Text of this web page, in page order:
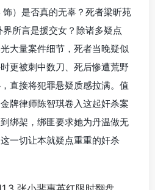
）是否真的无辜？死者梁昕苑
界所言是援交女？除诸多疑点
大量案件细节，死者当晚疑似
更被刺中数刀、死后惨遭荒野
直接将犯罪悬疑质感拉满。值
牌律师陈智琪卷入这起奸杀案
绑架，绑匪要求她为丹温做无
一切让本就疑点重重的奸杀